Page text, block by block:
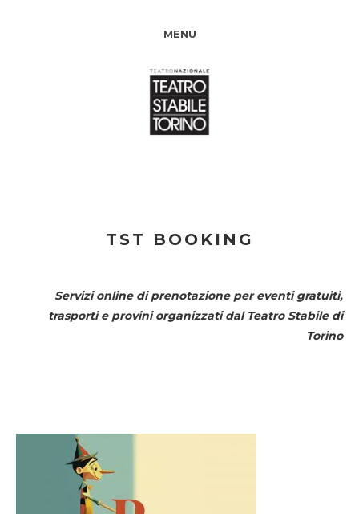
MENU
TST BOOKING
Servizi online di prenotazione per eventi gratuiti,
trasporti e provini organizzati dal Teatro Stabile di
Torino